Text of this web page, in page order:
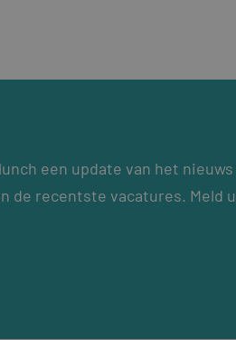
een update van het nieuws
de recentste vacatures. Meld u